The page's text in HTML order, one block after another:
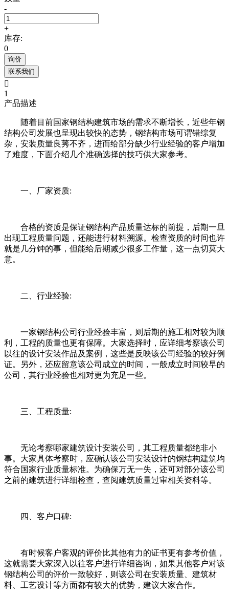
-
+
库存:
0
询价
联系我们

1
产品描述
随着目前国家钢结构建筑市场的需求不断增长，近些年钢
结构公司发展也呈现出较快的态势，钢结构市场可谓错综复
杂，安装质量良莠不齐，进而给部分缺少行业经验的客户增加
了难度，下面介绍几个准确选择的技巧供大家参考。
一、厂家资质:
合格的资质是保证钢结构产品质量达标的前提，后期一旦
出现工程质量问题，还能进行材料溯源。检查资质的时间也许
就是几分钟的事，但能给后期减少很多工作量，这一点切莫大
意。
二、行业经验:
一家钢结构公司行业经验丰富，则后期的施工相对较为顺
利，工程的质量也更有保障。大家选择时，应详细考察该公司
以往的设计安装作品及案例，这些是反映该公司经验的较好例
证。另外，还应留意该公司成立的时间，一般成立时间较早的
公司，其行业经验也相对更为充足一些。
三、工程质量:
无论考察哪家建筑设计安装公司，其工程质量都绝非小
事。大家具体考察时，应确认该公司安装设计的钢结构建筑均
符合国家行业质量标准。为确保万无一失，还可对部分该公司
之前的建筑进行详细检查，查阅建筑质量过审相关资料等。
四、客户口碑:
有时候客户客观的评价比其他有力的证书更有参考价值，
这就需要大家深入以往客户进行详细咨询，如果其他客户对该
钢结构公司的评价一致较好，则该公司在安装质量、建筑材
料、工艺设计等方面都有较大的优势，建议大家合作。